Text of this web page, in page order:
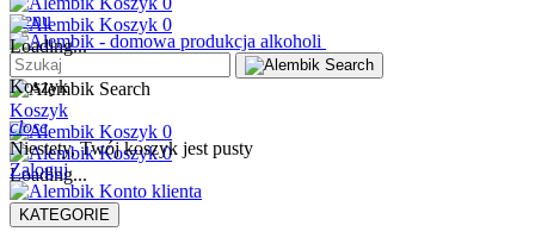
menu
Koszyk
0
0
Loading...
Koszyk
0
Loading...
Koszyk
close
Niestety, Twój koszyk jest pusty
Zaloguj
KATEGORIE